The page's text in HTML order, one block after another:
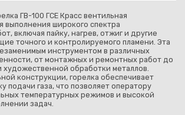
ГВ-100 ГСЕ Красс вентильная
выполнения широкого спектра
включая пайку, нагрев, отжиг и другие
точного и контролируемого пламени. Эта
инструментом в различных
от монтажных и ремонтных работ до
обработки металлов.
конструкции, горелка обеспечивает
подачи газа, что позволяет оператору
температурных режимов и высокой
задач.